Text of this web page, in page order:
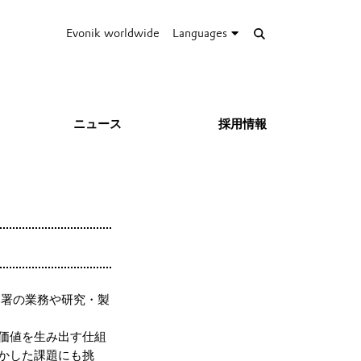
Evonik worldwide Languages
ニュース 採用情報
の業務や研究・製
値を生み出す仕組
した課題にも挑